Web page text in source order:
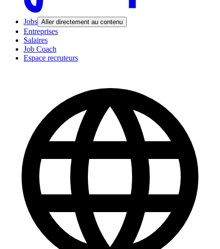
Jobs Aller directement au contenu
Entreprises
Salaires
Job Coach
Espace recruteurs